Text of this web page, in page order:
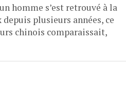
homme s’est retrouvé à la
plusieurs années, ce
chinois comparaissait,